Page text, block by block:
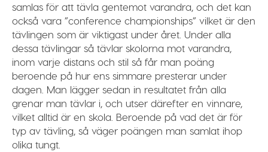
samlas för att tävla gentemot varandra, och det kan
också vara ”conference championships” vilket är den
tävlingen som är viktigast under året. Under alla
dessa tävlingar så tävlar skolorna mot varandra,
inom varje distans och stil så får man poäng
beroende på hur ens simmare presterar under
dagen. Man lägger sedan in resultatet från alla
grenar man tävlar i, och utser därefter en vinnare,
vilket alltid är en skola. Beroende på vad det är för
typ av tävling, så väger poängen man samlat ihop
olika tungt.